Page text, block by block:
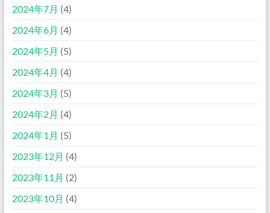
2024年7月 (4)
2024年6月 (4)
2024年5月 (5)
2024年4月 (4)
2024年3月 (5)
2024年2月 (4)
2024年1月 (5)
2023年12月 (4)
2023年11月 (2)
2023年10月 (4)